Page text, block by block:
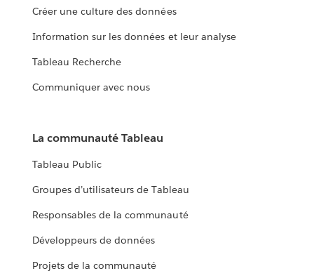
Créer une culture des données
Information sur les données et leur analyse
Tableau Recherche
Communiquer avec nous
La communauté Tableau
Tableau Public
Groupes d’utilisateurs de Tableau
Responsables de la communauté
Développeurs de données
Projets de la communauté